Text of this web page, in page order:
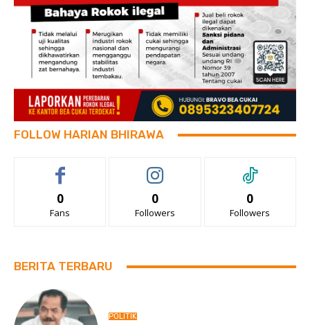
FOLLOW HARIAN BHIRAWA
0
Fans
0
Followers
0
Followers
BERITA TERBARU
POLITIK